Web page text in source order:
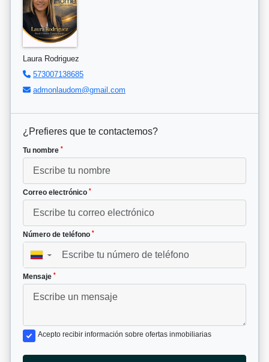
Laura Rodriguez
573007138685
admonlaudom@gmail.com
¿Prefieres que te contactemos?
Tu nombre *
Correo electrónico *
Número de teléfono *
▼
Mensaje *
Acepto recibir información sobre ofertas inmobiliarias